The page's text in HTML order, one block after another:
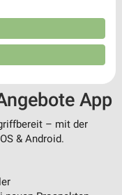
App
– mit der
& Android.
Entwicklung und
Daten zur Auswahl
und in die